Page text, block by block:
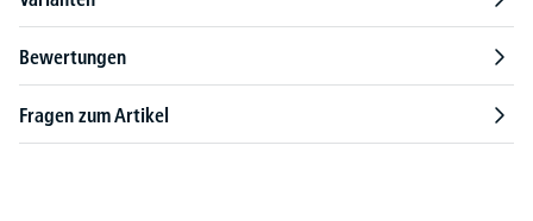
Bewertungen
Fragen zum Artikel